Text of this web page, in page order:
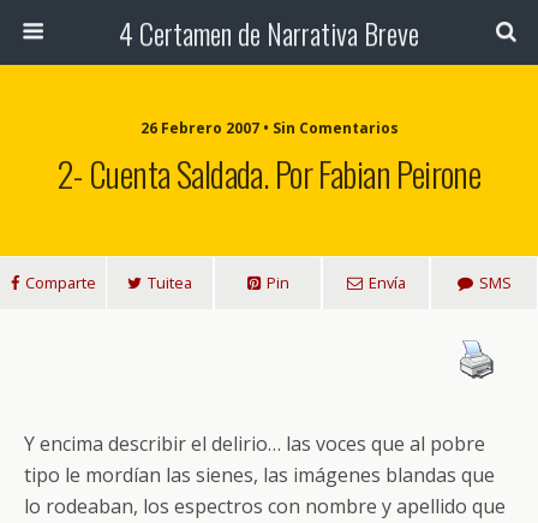
4 Certamen de Narrativa Breve
26 Febrero 2007 • Sin Comentarios
2- Cuenta Saldada. Por Fabian Peirone
Comparte Tuitea Pin Envía SMS
Y encima describir el delirio… las voces que al pobre
tipo le mordían las sienes, las imágenes blandas que
lo rodeaban, los espectros con nombre y apellido que